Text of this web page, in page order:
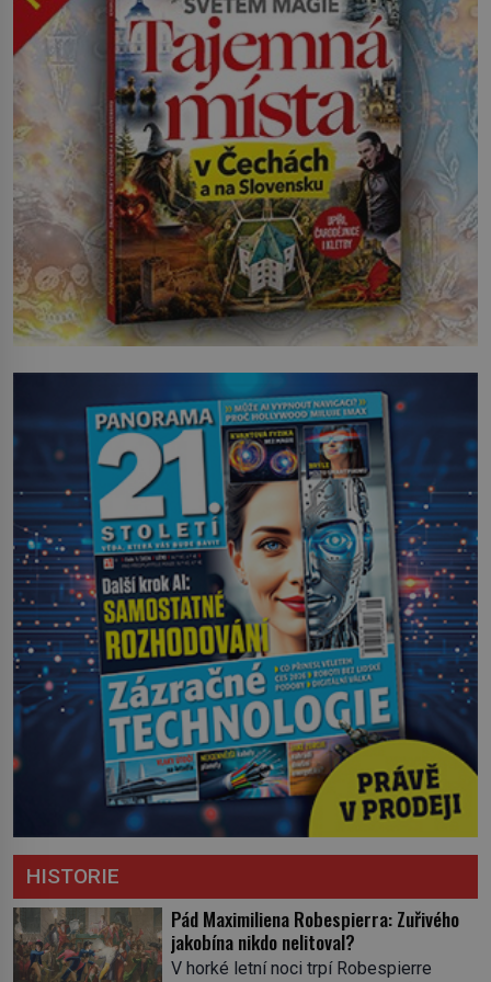
HISTORIE
Pád Maximiliena Robespierra: Zuřivého
jakobína nikdo nelitoval?
V horké letní noci trpí Robespierre